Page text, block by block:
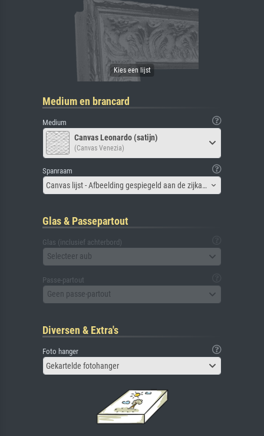
Medium en brancard
Medium
Canvas Leonardo (satijn)
(Canvas Venezia)
Spanraam
Canvas lijst - Afbeelding gespiegeld aan de zijkant
Glas & Passepartout
Glas (inclusief achterbord)
Selecteer aub
Passe-partout
Geen passe-partout
Diversen & Extra's
Foto hanger
Gekartelde fotohanger